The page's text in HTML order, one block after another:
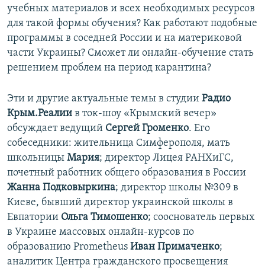
учебных материалов и всех необходимых ресурсов
для такой формы обучения? Как работают подобные
программы в соседней России и на материковой
части Украины? Сможет ли онлайн-обучение стать
решением проблем на период карантина?
Эти и другие актуальные темы в студии Радио
Крым.Реалии в ток-шоу «Крымский вечер»
обсуждает ведущий Сергей Громенко. Его
собеседники: жительница Симферополя, мать
школьницы Мария; директор Лицея РАНХиГС,
почетный работник общего образования в России
Жанна Подковыркина; директор школы №309 в
Киеве, бывший директор украинской школы в
Евпатории Ольга Тимошенко; сооснователь первых
в Украине массовых онлайн-курсов по
образованию Prometheus Иван Примаченко;
аналитик Центра гражданского просвещения